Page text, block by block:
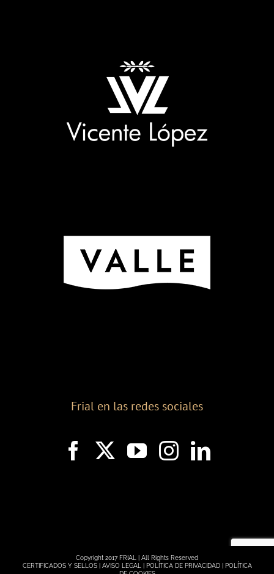
Frial en las redes sociales
Copyright 2017 FRIAL | All Rights Reserved
CERTIFICADOS Y SELLOS | AVISO LEGAL | POLÍTICA DE PRIVACIDAD |
POLÍTICA